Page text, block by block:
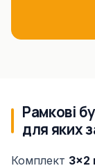
Рамкові
для яких
Комплект 3×2